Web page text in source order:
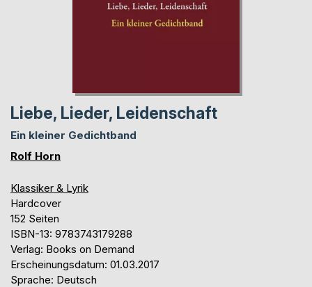
Liebe, Lieder, Leidenschaft
Ein kleiner Gedichtband
Rolf Horn
Klassiker & Lyrik
Hardcover
152 Seiten
ISBN-13: 9783743179288
Verlag: Books on Demand
Erscheinungsdatum: 01.03.2017
Sprache: Deutsch